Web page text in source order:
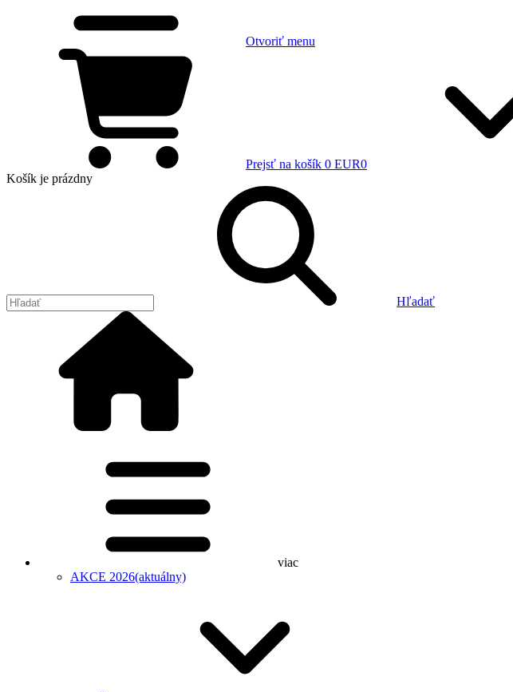
Otvoriť menu
Prejsť na košík 0 EUR0
Košík je prázdny
Hľadať
viac
AKCE 2026(aktuálny)